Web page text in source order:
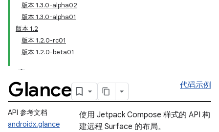
版本 1.3.0-alpha02
版本 1.3.0-alpha01
版本 1.2
版本 1.2.0-rc01
版本 1.2.0-beta01
Glance 代码示例
API 参考文档
androidx.glance
使用 Jetpack Compose 样式的 API 构
建远程 Surface 的布局。